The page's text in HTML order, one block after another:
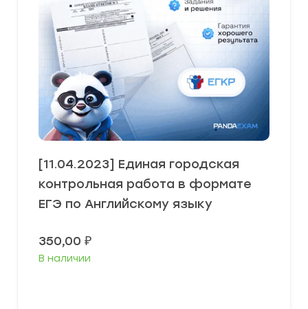
[11.04.2023] Единая городская
контрольная работа в формате
ЕГЭ по Английскому языку
350,00 ₽
В наличии